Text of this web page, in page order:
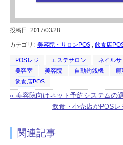
投稿日: 2017/03/28
カテゴリ: 美容院・サロンPOS , 飲食店
POSレジ エステサロン ネイルサ
美容室
美容院 自動釣銭機 顧
飲食店POS
« 美容院向けネット予約システムの
飲食・小売店がPOS
関連記事